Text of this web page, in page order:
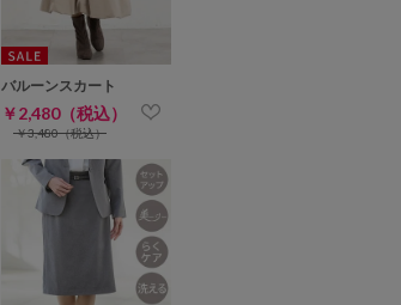
バルーンスカート
￥2,480（税込）
￥3,480（税込）